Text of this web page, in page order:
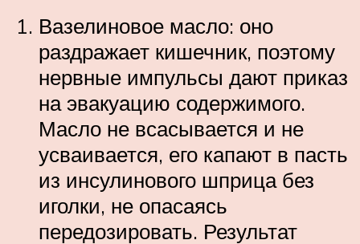
Вазелиновое масло: оно
раздражает кишечник, поэтому
нервные импульсы дают приказ
на эвакуацию содержимого.
Масло не всасывается и не
усваивается, его капают в пасть
из инсулинового шприца без
иголки, не опасаясь
передозировать. Результат